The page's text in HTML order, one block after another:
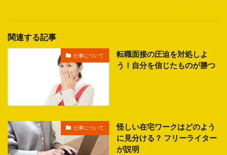
関連する記事
仕事について
転職面接の圧迫を対処しよ
う！自分を信じたものが勝つ
仕事について
怪しい在宅ワークはどのよう
に見分ける？ フリーライター
が説明